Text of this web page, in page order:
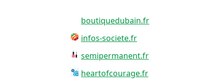
boutiquedubain.fr
infos-societe.fr
semipermanent.fr
heartofcourage.fr